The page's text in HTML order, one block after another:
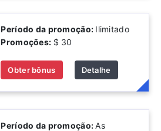
Período da promoção: Ilimitado
Promoções: $ 30
Obter bônus Detalhe
Período da promoção:As